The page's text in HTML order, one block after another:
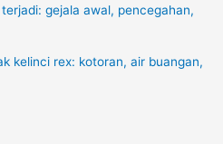
gejala awal, pencegahan,
kelinci rex: kotoran, air buangan,